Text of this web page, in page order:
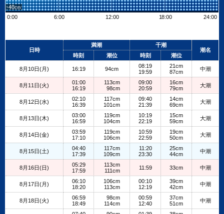
-40
0:00
6:00 12:00 18:00 24:00
+
日時
満潮
干潮
潮名
時刻
潮位 時刻 潮位
8月10日(月) 16:19 94cm
08:19
19:59
21cm
87cm
中潮
8月11日(火)
01:00
16:19
113cm
98cm
09:00
20:59
16cm
79cm
大潮
8月12日(水)
02:10
16:39
117cm
101cm
09:40
21:39
14cm
69cm
大潮
8月13日(木)
03:00
16:59
119cm
104cm
10:19
22:19
15cm
59cm
大潮
8月14日(金)
03:59
17:10
119cm
106cm
10:59
22:59
19cm
50cm
大潮
8月15日(土)
04:40
17:39
117cm
109cm
11:20
23:30
25cm
44cm
中潮
8月16日(日)
05:29
17:59
113cm
111cm
11:59 33cm 中潮
8月17日(月)
06:10
18:20
106cm
113cm
00:10
12:19
39cm
42cm
中潮
8月18日(火)
06:59
18:49
98cm
114cm
00:59
12:40
37cm
51cm
中潮